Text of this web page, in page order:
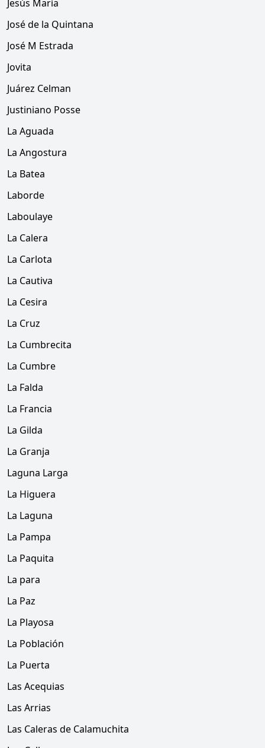
Jesús María
José de la Quintana
José M Estrada
Jovita
Juárez Celman
Justiniano Posse
La Aguada
La Angostura
La Batea
Laborde
Laboulaye
La Calera
La Carlota
La Cautiva
La Cesira
La Cruz
La Cumbrecita
La Cumbre
La Falda
La Francia
La Gilda
La Granja
Laguna Larga
La Higuera
La Laguna
La Pampa
La Paquita
La para
La Paz
La Playosa
La Población
La Puerta
Las Acequias
Las Arrias
Las Caleras de Calamuchita